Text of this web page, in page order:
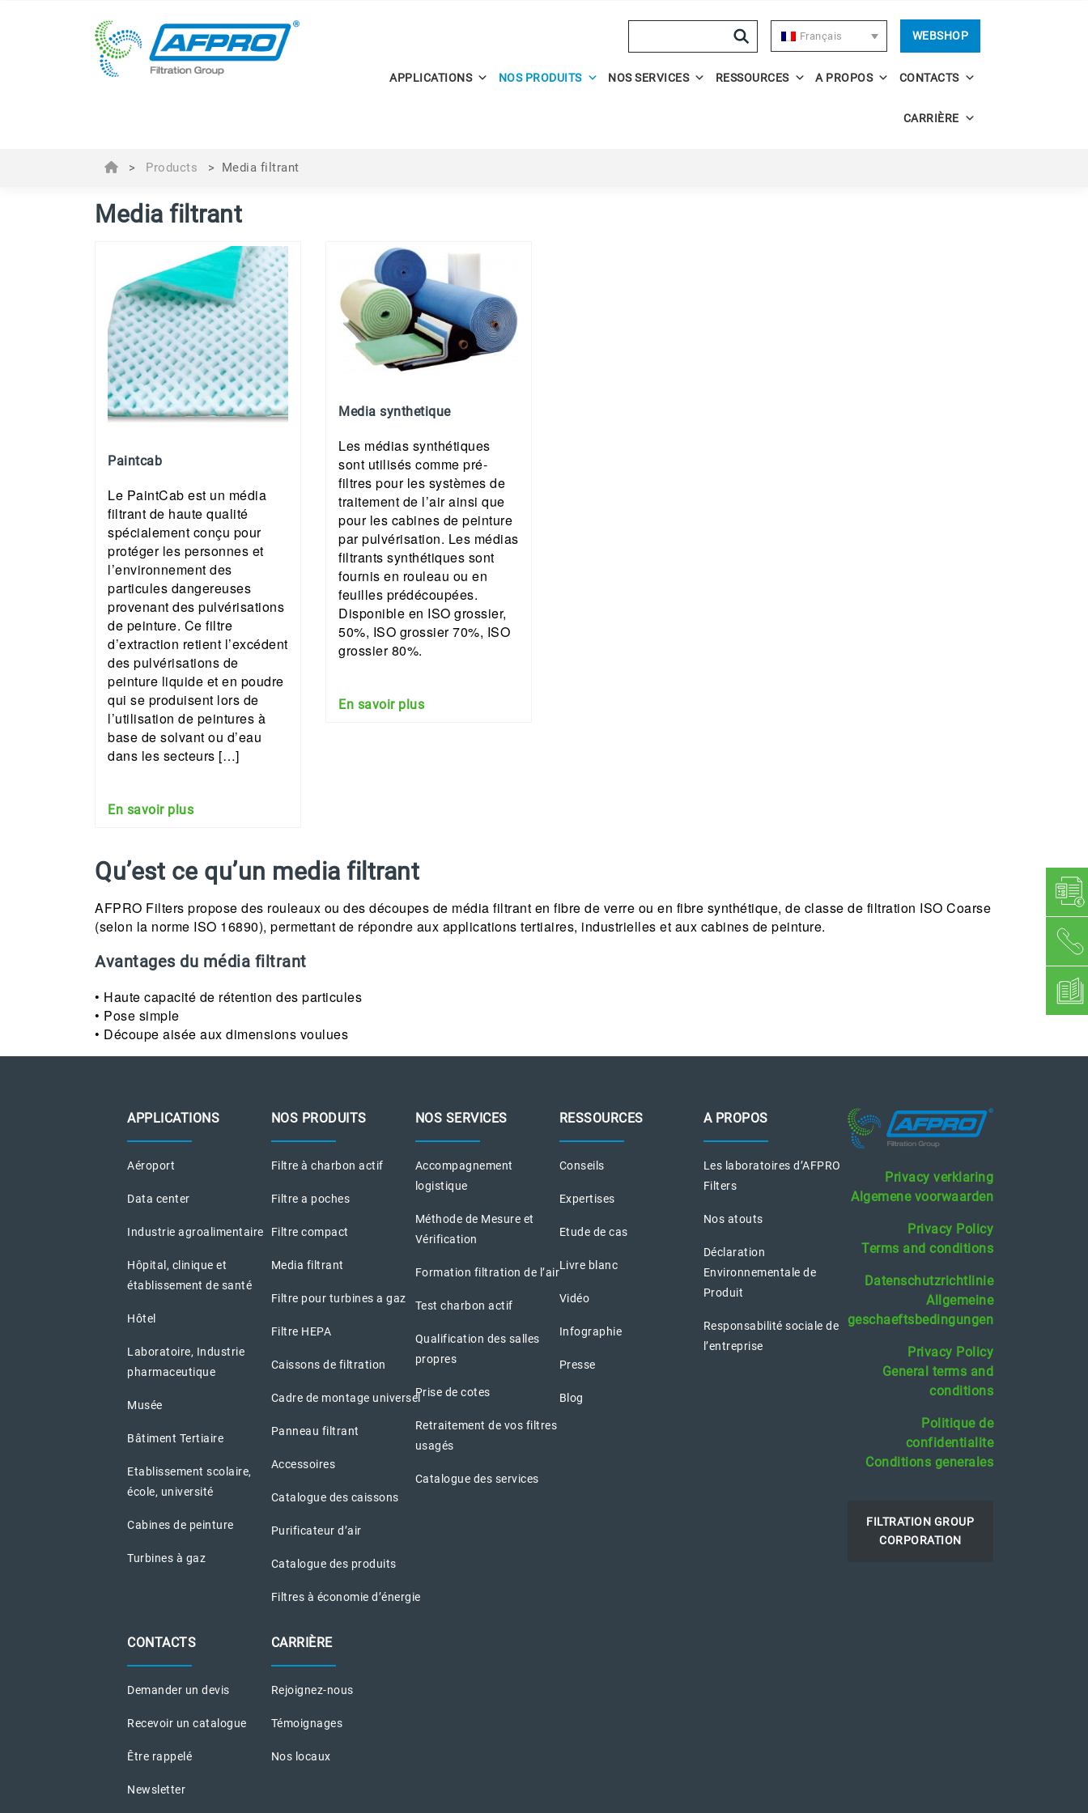
Français WEBSHOP
APPLICATIONS NOS PRODUITS NOS SERVICES RESSOURCES A PROPOS CONTACTS
CARRIÈRE
> Products > Media filtrant
Media filtrant
Paintcab
Le PaintCab est un média
filtrant de haute qualité
spécialement conçu pour
protéger les personnes et
l’environnement des
particules dangereuses
provenant des pulvérisations
de peinture. Ce filtre
d’extraction retient l’excédent
des pulvérisations de
peinture liquide et en poudre
qui se produisent lors de
l’utilisation de peintures à
base de solvant ou d’eau
dans les secteurs […]
En savoir plus
Media synthetique
Les médias synthétiques
sont utilisés comme pré-
filtres pour les systèmes de
traitement de l’air ainsi que
pour les cabines de peinture
par pulvérisation. Les médias
filtrants synthétiques sont
fournis en rouleau ou en
feuilles prédécoupées.
Disponible en ISO grossier,
50%, ISO grossier 70%, ISO
grossier 80%.
En savoir plus
Qu’est ce qu’un media filtrant
AFPRO Filters propose des rouleaux ou des découpes de média filtrant en fibre de verre ou en fibre synthétique, de classe de filtration ISO Coarse
(selon la norme ISO 16890), permettant de répondre aux applications tertiaires, industrielles et aux cabines de peinture.
Avantages du média filtrant
• Haute capacité de rétention des particules
• Pose simple
• Découpe aisée aux dimensions voulues
APPLICATIONS
Aéroport
Data center
Industrie agroalimentaire
Hôpital, clinique et
établissement de santé
Hôtel
Laboratoire, Industrie
pharmaceutique
Musée
Bâtiment Tertiaire
Etablissement scolaire,
école, université
Cabines de peinture
Turbines à gaz
NOS PRODUITS
Filtre à charbon actif
Filtre a poches
Filtre compact
Media filtrant
Filtre pour turbines a gaz
Filtre HEPA
Caissons de filtration
Cadre de montage universel
Panneau filtrant
Accessoires
Catalogue des caissons
Purificateur d’air
Catalogue des produits
Filtres à économie d’énergie
NOS SERVICES
Accompagnement
logistique
Méthode de Mesure et
Vérification
Formation filtration de l’air
Test charbon actif
Qualification des salles
propres
Prise de cotes
Retraitement de vos filtres
usagés
Catalogue des services
RESSOURCES
Conseils
Expertises
Etude de cas
Livre blanc
Vidéo
Infographie
Presse
Blog
A PROPOS
Les laboratoires d’AFPRO
Filters
Nos atouts
Déclaration
Environnementale de
Produit
Responsabilité sociale de
l’entreprise
CONTACTS
Demander un devis
Recevoir un catalogue
Être rappelé
Newsletter
CARRIÈRE
Rejoignez-nous
Témoignages
Nos locaux
Privacy verklaring
Algemene voorwaarden
Privacy Policy
Terms and conditions
Datenschutzrichtlinie
Allgemeine
geschaeftsbedingungen
Privacy Policy
General terms and
conditions
Politique de
confidentialite
Conditions generales
FILTRATION GROUP
CORPORATION